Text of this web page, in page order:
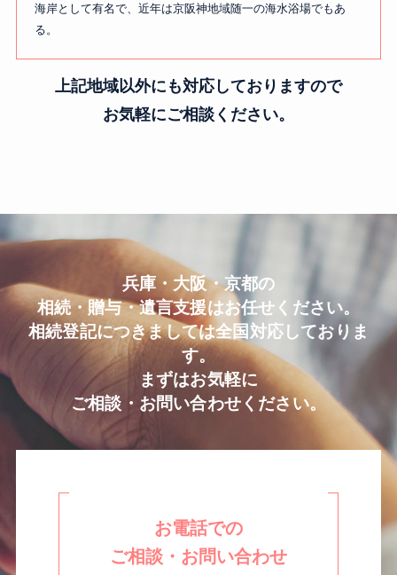
海岸として有名で、近年は京阪神地域随一の海水浴場でもあ
る。
上記地域以外にも対応しておりますので
お気軽にご相談ください。
兵庫・大阪・京都の
相続・贈与・遺言支援はお任せください。
相続登記につきましては全国対応しておりま
す。
まずはお気軽に
ご相談・お問い合わせください。
お電話での
ご相談・お問い合わせ